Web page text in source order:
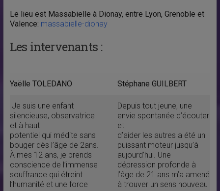
Le lieu est Massabielle à Dionay, entre Lyon, Grenoble et
Valence: massabielle-dionay
Les intervenants :
Yaëlle TOLEDANO Stéphane GUILBERT
Je suis une enfant
silencieuse, observatrice
et à haut
potentiel qui médite sans
bouger dès l’âge de 2ans.
À mes 12 ans, je prends
conscience de l’immense
souffrance qui étreint
l’humanité et une force
Depuis tout jeune, une
envie spontanée d’écouter
et
d’aider les autres a été un
puissant moteur jusqu’à
aujourd’hui. Une
dépression profonde à
l’âge de 21 ans m’a amené
à trouver un sens nouveau